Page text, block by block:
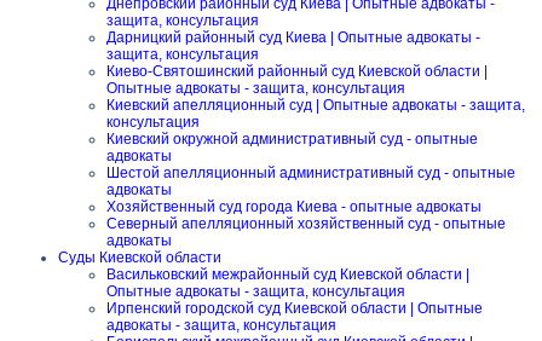
Днепровский районный суд Киева | Опытные адвокаты -
защита, консультация
Дарницкий районный суд Киева | Опытные адвокаты -
защита, консультация
Киево-Святошинский районный суд Киевской области |
Опытные адвокаты - защита, консультация
Киевский апелляционный суд | Опытные адвокаты - защита,
консультация
Киевский окружной административный суд - опытные
адвокаты
Шестой апелляционный административный суд - опытные
адвокаты
Хозяйственный суд города Киева - опытные адвокаты
Северный апелляционный хозяйственный суд - опытные
адвокаты
Суды Киевской области
Васильковский межрайонный суд Киевской области |
Опытные адвокаты - защита, консультация
Ирпенский городской суд Киевской области | Опытные
адвокаты - защита, консультация